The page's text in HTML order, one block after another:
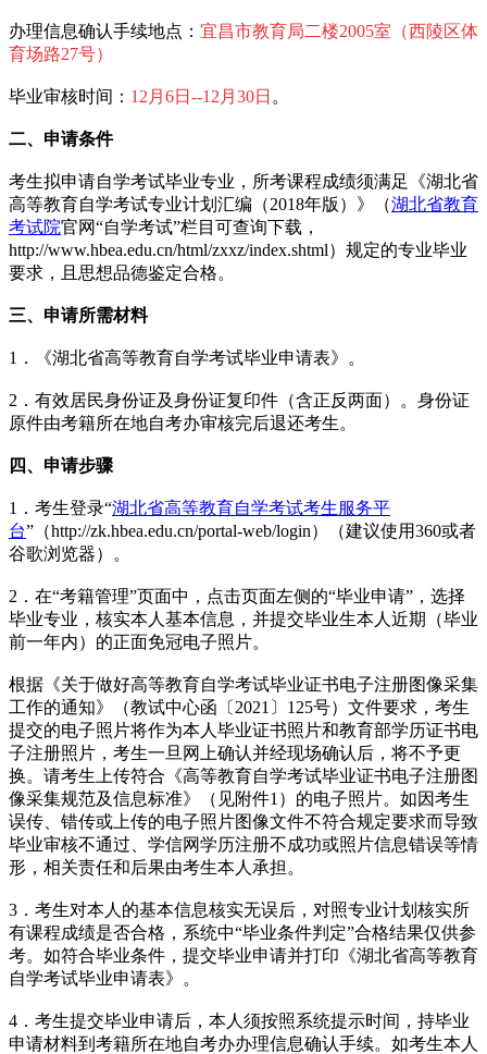
办理信息确认手续地点： 宜昌市教育局二楼2005室（西陵区体
育场路27号）
毕业审核时间： 12月6日--12月30日 。
二、申请条件
考生拟申请自学考试毕业专业，所考课程成绩须满足《湖北省
高等教育自学考试专业计划汇编（2018年版）》（湖北省教育
考试院官网“自学考试”栏目可查询下载，
http://www.hbea.edu.cn/html/zxxz/index.shtml）规定的专业毕业
要求，且思想品德鉴定合格。
三、申请所需材料
1．《湖北省高等教育自学考试毕业申请表》。
2．有效居民身份证及身份证复印件（含正反两面）。身份证
原件由考籍所在地自考办审核完后退还考生。
四、申请步骤
1．考生登录“湖北省高等教育自学考试考生服务平
台”（http://zk.hbea.edu.cn/portal-web/login）（建议使用360或者
谷歌浏览器）。
2．在“考籍管理”页面中，点击页面左侧的“毕业申请”，选择
毕业专业，核实本人基本信息，并提交毕业生本人近期（毕业
前一年内）的正面免冠电子照片。
根据《关于做好高等教育自学考试毕业证书电子注册图像采集
工作的通知》（教试中心函〔2021〕125号）文件要求，考生
提交的电子照片将作为本人毕业证书照片和教育部学历证书电
子注册照片，考生一旦网上确认并经现场确认后，将不予更
换。请考生上传符合《高等教育自学考试毕业证书电子注册图
像采集规范及信息标准》（见附件1）的电子照片。如因考生
误传、错传或上传的电子照片图像文件不符合规定要求而导致
毕业审核不通过、学信网学历注册不成功或照片信息错误等情
形，相关责任和后果由考生本人承担。
3．考生对本人的基本信息核实无误后，对照专业计划核实所
有课程成绩是否合格，系统中“毕业条件判定”合格结果仅供参
考。如符合毕业条件，提交毕业申请并打印《湖北省高等教育
自学考试毕业申请表》。
4．考生提交毕业申请后，本人须按照系统提示时间，持毕业
申请材料到考籍所在地自考办办理信息确认手续。如考生本人